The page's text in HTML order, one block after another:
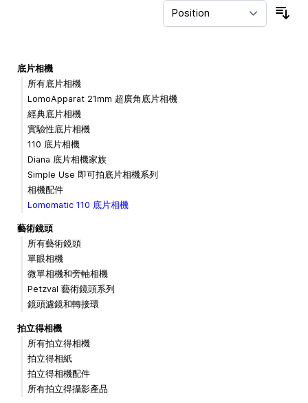
底片相機
所有底片相機
LomoApparat 21mm 超廣角底片相機
經典底片相機
實驗性底片相機
110 底片相機
Diana 底片相機家族
Simple Use 即可拍底片相機系列
相機配件
Lomomatic 110 底片相機
藝術鏡頭
所有藝術鏡頭
單眼相機
微單相機和旁軸相機
Petzval 藝術鏡頭系列
鏡頭濾鏡和轉接環
拍立得相機
所有拍立得相機
拍立得相紙
拍立得相機配件
所有拍立得攝影產品